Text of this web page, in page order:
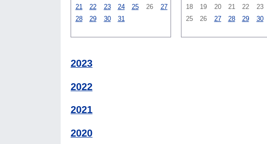
21
22 23 24 25 26
27
28
29 30 31
18
19 20 21 22 23
25
26 27 28 29 30
2023
2022
2021
2020